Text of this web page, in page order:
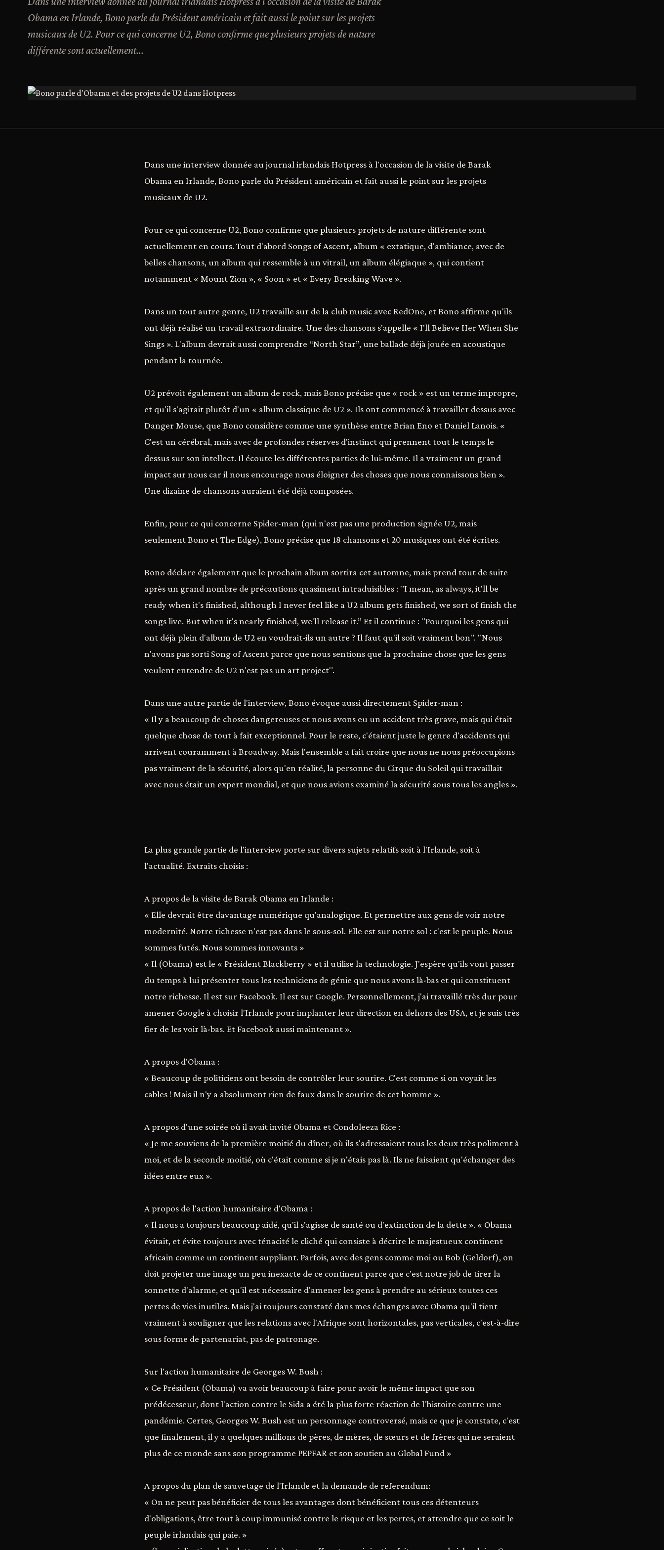
Obama en Irlande, Bono parle du Président américain et fait aussi le point sur les projets
musicaux de U2. Pour ce qui concerne U2, Bono confirme que plusieurs projets de nature
différente sont actuellement...
Dans une interview donnée au journal irlandais Hotpress à l'occasion de la visite de Barak
Obama en Irlande, Bono parle du Président américain et fait aussi le point sur les projets
musicaux de U2.
Pour ce qui concerne U2, Bono confirme que plusieurs projets de nature différente sont
actuellement en cours. Tout d'abord Songs of Ascent, album « extatique, d'ambiance, avec de
belles chansons, un album qui ressemble à un vitrail, un album élégiaque », qui contient
notamment « Mount Zion », « Soon » et « Every Breaking Wave ».
Dans un tout autre genre, U2 travaille sur de la club music avec RedOne, et Bono affirme qu'ils
ont déjà réalisé un travail extraordinaire. Une des chansons s'appelle « I'll Believe Her When She
Sings ». L'album devrait aussi comprendre “North Star”, une ballade déjà jouée en acoustique
pendant la tournée.
U2 prévoit également un album de rock, mais Bono précise que « rock » est un terme impropre,
et qu'il s'agirait plutôt d'un « album classique de U2 ». Ils ont commencé à travailler dessus avec
Danger Mouse, que Bono considère comme une synthèse entre Brian Eno et Daniel Lanois. «
C'est un cérébral, mais avec de profondes réserves d'instinct qui prennent tout le temps le
dessus sur son intellect. Il écoute les différentes parties de lui-même. Il a vraiment un grand
impact sur nous car il nous encourage nous éloigner des choses que nous connaissons bien ».
Une dizaine de chansons auraient été déjà composées.
Enfin, pour ce qui concerne Spider-man (qui n'est pas une production signée U2, mais
seulement Bono et The Edge), Bono précise que 18 chansons et 20 musiques ont été écrites.
Bono déclare également que le prochain album sortira cet automne, mais prend tout de suite
après un grand nombre de précautions quasiment intraduisibles : "I mean, as always, it'll be
ready when it's finished, although I never feel like a U2 album gets finished, we sort of finish the
songs live. But when it's nearly finished, we'll release it.” Et il continue : "Pourquoi les gens qui
ont déjà plein d'album de U2 en voudrait-ils un autre ? Il faut qu'il soit vraiment bon". "Nous
n'avons pas sorti Song of Ascent parce que nous sentions que la prochaine chose que les gens
veulent entendre de U2 n'est pas un art project".
Dans une autre partie de l'interview, Bono évoque aussi directement Spider-man :
« Il y a beaucoup de choses dangereuses et nous avons eu un accident très grave, mais qui était
quelque chose de tout à fait exceptionnel. Pour le reste, c'étaient juste le genre d'accidents qui
arrivent couramment à Broadway. Mais l'ensemble a fait croire que nous ne nous préoccupions
pas vraiment de la sécurité, alors qu'en réalité, la personne du Cirque du Soleil qui travaillait
avec nous était un expert mondial, et que nous avions examiné la sécurité sous tous les angles ».
La plus grande partie de l'interview porte sur divers sujets relatifs soit à l'Irlande, soit à
l'actualité. Extraits choisis :
A propos de la visite de Barak Obama en Irlande :
« Elle devrait être davantage numérique qu'analogique. Et permettre aux gens de voir notre
modernité. Notre richesse n'est pas dans le sous-sol. Elle est sur notre sol : c'est le peuple. Nous
sommes futés. Nous sommes innovants »
« Il (Obama) est le « Président Blackberry » et il utilise la technologie. J'espère qu'ils vont passer
du temps à lui présenter tous les techniciens de génie que nous avons là-bas et qui constituent
notre richesse. Il est sur Facebook. Il est sur Google. Personnellement, j'ai travaillé très dur pour
amener Google à choisir l'Irlande pour implanter leur direction en dehors des USA, et je suis très
fier de les voir là-bas. Et Facebook aussi maintenant ».
A propos d'Obama :
« Beaucoup de politiciens ont besoin de contrôler leur sourire. C'est comme si on voyait les
cables ! Mais il n'y a absolument rien de faux dans le sourire de cet homme ».
A propos d'une soirée où il avait invité Obama et Condoleeza Rice :
« Je me souviens de la première moitié du dîner, où ils s'adressaient tous les deux très poliment à
moi, et de la seconde moitié, où c'était comme si je n'étais pas là. Ils ne faisaient qu'échanger des
idées entre eux ».
A propos de l'action humanitaire d'Obama :
« Il nous a toujours beaucoup aidé, qu'il s'agisse de santé ou d'extinction de la dette ». « Obama
évitait, et évite toujours avec ténacité le cliché qui consiste à décrire le majestueux continent
africain comme un continent suppliant. Parfois, avec des gens comme moi ou Bob (Geldorf), on
doit projeter une image un peu inexacte de ce continent parce que c'est notre job de tirer la
sonnette d'alarme, et qu'il est nécessaire d'amener les gens à prendre au sérieux toutes ces
pertes de vies inutiles. Mais j'ai toujours constaté dans mes échanges avec Obama qu'il tient
vraiment à souligner que les relations avec l'Afrique sont horizontales, pas verticales, c'est-à-dire
sous forme de partenariat, pas de patronage.
Sur l'action humanitaire de Georges W. Bush :
« Ce Président (Obama) va avoir beaucoup à faire pour avoir le même impact que son
prédécesseur, dont l'action contre le Sida a été la plus forte réaction de l'histoire contre une
pandémie. Certes, Georges W. Bush est un personnage controversé, mais ce que je constate, c'est
que finalement, il y a quelques millions de pères, de mères, de sœurs et de frères qui ne seraient
plus de ce monde sans son programme PEPFAR et son soutien au Global Fund »
A propos du plan de sauvetage de l'Irlande et la demande de referendum:
« On ne peut pas bénéficier de tous les avantages dont bénéficient tous ces détenteurs
d'obligations, être tout à coup immunisé contre le risque et les pertes, et attendre que ce soit le
peuple irlandais qui paie. »